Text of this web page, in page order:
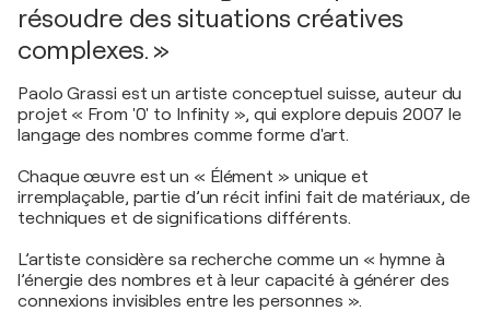
résoudre des situations créatives
complexes. »
Paolo Grassi est un artiste conceptuel suisse, auteur du
projet « From '0' to Infinity », qui explore depuis 2007 le
langage des nombres comme forme d'art.
Chaque œuvre est un « Élément » unique et
irremplaçable, partie d’un récit infini fait de matériaux, de
techniques et de significations différents.
L’artiste considère sa recherche comme un « hymne à
l’énergie des nombres et à leur capacité à générer des
connexions invisibles entre les personnes ».